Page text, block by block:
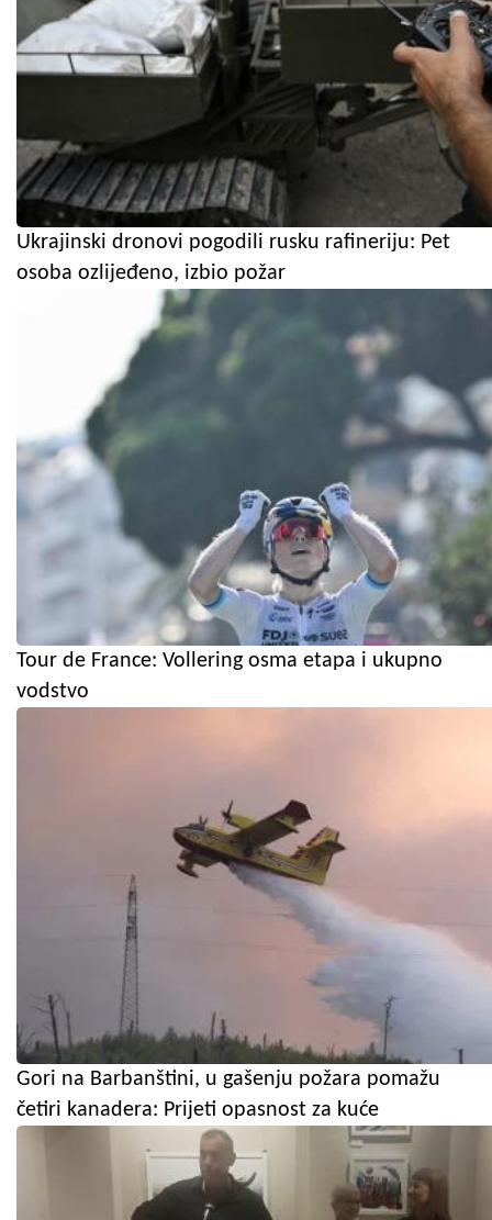
Ukrajinski dronovi pogodili rusku rafineriju: Pet
osoba ozlijeđeno, izbio požar
Tour de France: Vollering osma etapa i ukupno
vodstvo
Gori na Barbanštini, u gašenju požara pomažu
četiri kanadera: Prijeti opasnost za kuće